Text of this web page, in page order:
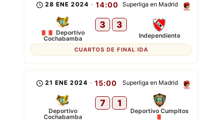
Superliga en Madrid
28 ENE 2024 - 14:00
Deportivo
Cochabamba
3 3
Independiente
CUARTOS DE FINAL IDA
Superliga en Madrid
21 ENE 2024 - 15:00
Deportivo
Cochabamba
7 1
Deportivo Cumpitos